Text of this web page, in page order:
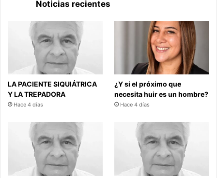
Noticias recientes
LA PACIENTE SIQUIÁTRICA
Y LA TREPADORA
Hace 4 días
¿Y si el próximo que
necesita huir es un hombre?
Hace 4 días